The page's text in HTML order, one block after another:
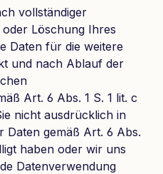
vollständiger
Löschung Ihres
Daten für die weitere
und nach Ablauf der
Art. 6 Abs. 1 S. 1 lit. c
nicht ausdrücklich in
Daten gemäß Art. 6 Abs.
haben oder wir uns
Datenverwendung